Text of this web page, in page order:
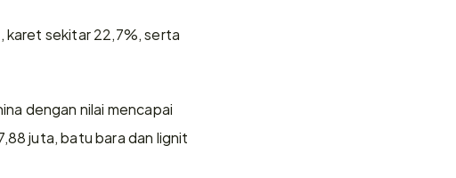
karet sekitar 22,7%, serta
dengan nilai mencapai
juta, batu bara dan lignit